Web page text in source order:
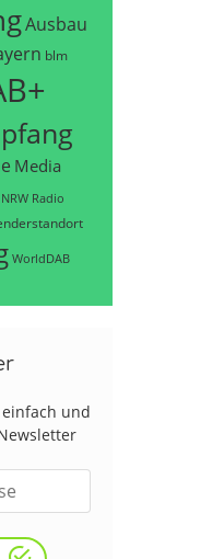
Ausbau
blm
Media
NRW Radio
WorldDAB
und